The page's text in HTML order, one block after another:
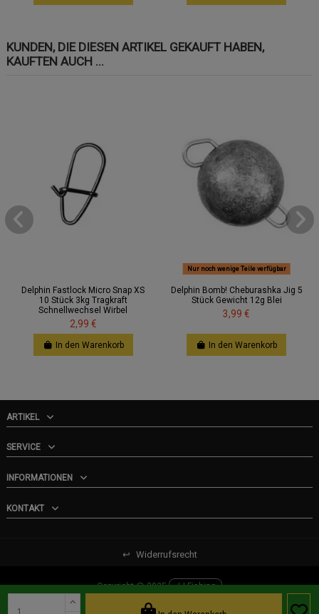
KUNDEN, DIE DIESEN ARTIKEL GEKAUFT HABEN,
KAUFTEN AUCH ...
Delphin Fastlock Micro Snap XS
10 Stück 3kg Tragkraft
Schnellwechsel Wirbel
2,99 €
In den Warenkorb
Nur noch wenige Teile verfügbar
Delphin Bomb! Cheburashka Jig 5
Stück Gewicht 12g Blei
3,99 €
In den Warenkorb
ARTIKEL
SERVICE
INFORMATIONEN
KONTAKT
↩ Widerrufsrecht
Copyright @ 2025 JJ-Fishing